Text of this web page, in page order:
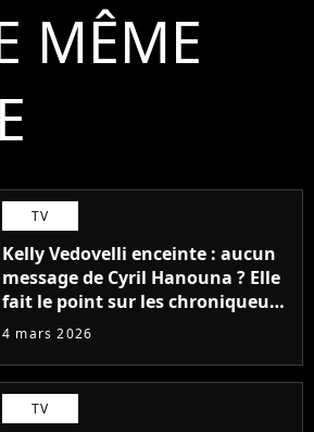
MÊME
TV
Kelly Vedovelli enceinte : aucun
message de Cyril Hanouna ? Elle
fait le point sur les chroniqueurs
de TBT9 qui lui ont écrit
4 mars 2026
TV